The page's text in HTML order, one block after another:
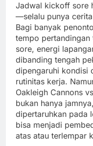
Jadwal kickoff sore
—selalu punya
Bagi banyak
tempo pertandingan
sore, energi
dibanding tengah
dipengaruhi kondisi
rutinitas kerja.
Oakleigh Cannons
bukan hanya
dipertaruhkan pada
bisa menjadi
atas atau terlempar